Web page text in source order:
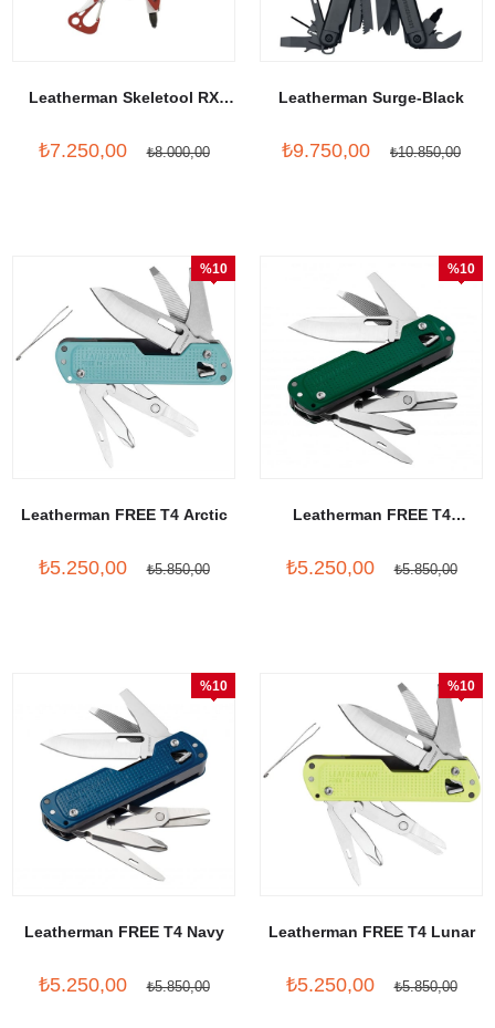
Leatherman Skeletool RX
₺7.250,00 ₺8.000,00
Leatherman Surge-Black
₺9.750,00 ₺10.850,00
Leatherman FREE T4 Arctic
₺5.250,00 ₺5.850,00
%10
İndirim
Leatherman FREE T4
₺5.250,00 ₺5.850,00
%10
Leatherman FREE T4 Navy
₺5.250,00 ₺5.850,00
%10
Leatherman FREE T4 Lunar
₺5.250,00 ₺5.850,00
%10
İndirim